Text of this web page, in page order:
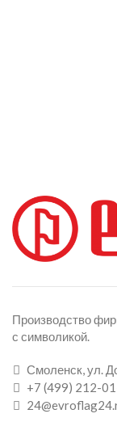
Производство
с символикой.
Смоленск, ул.
+7 (499) 212-